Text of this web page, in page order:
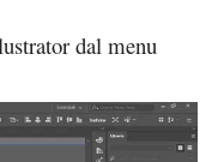
dal menu